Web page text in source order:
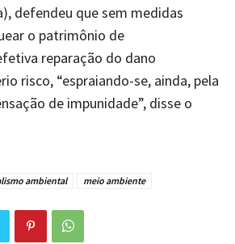
defendeu que sem medidas
o patrimônio de
reparação do dano
risco, “espraiando-se, ainda, pela
de impunidade”, disse o
ambiental meio ambiente